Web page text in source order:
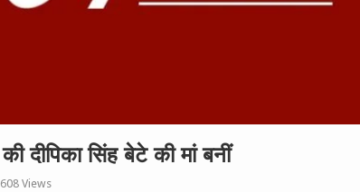
की दीपिका सिंह बेटे की मां बनीं
608 Views